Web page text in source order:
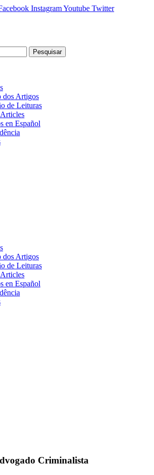
InstagramYoutube Twitter
Pesquisar
dos Artigos
de Leituras
en Español
dos Artigos
de Leituras
en Español
Criminalista